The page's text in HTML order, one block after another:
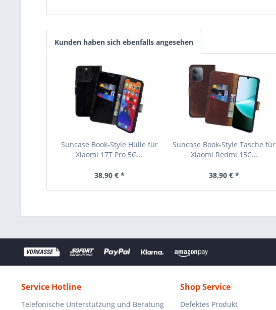
Kunden haben sich ebenfalls angesehen
Suncase Book-Style Hülle für
Xiaomi 17T Pro 5G...
38,90 € *
Suncase Book-Style Tasche für
Xiaomi Redmi 15C...
38,90 € *
Service Hotline
Telefonische Unterstützung und Beratung
Shop Service
Defektes Produkt